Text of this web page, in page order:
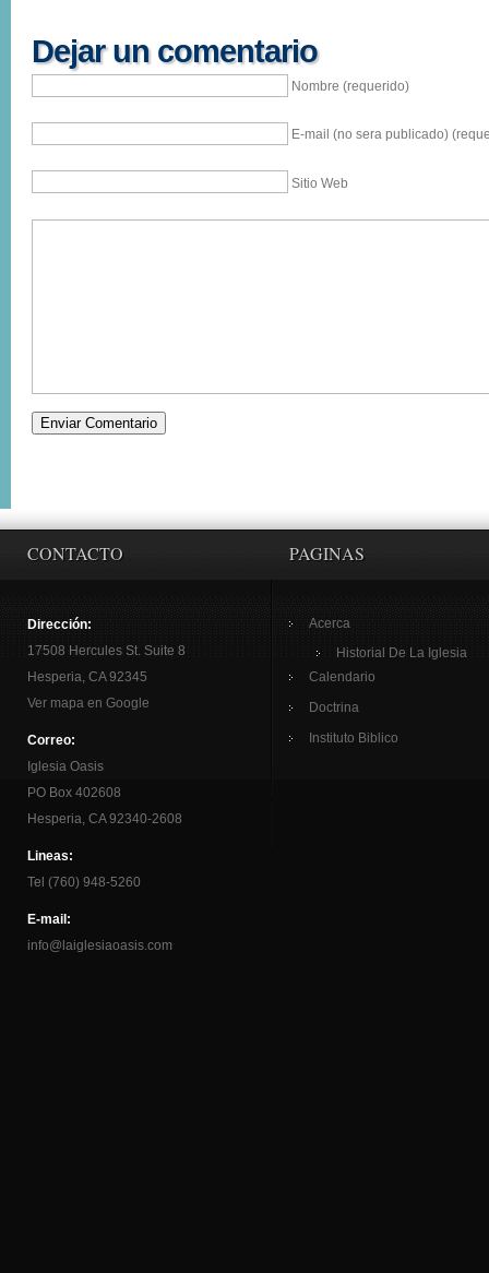
Dejar un comentario
Nombre (requerido)
E-mail (no sera publicado)
Sitio Web
CONTACTO
Dirección:
17508 Hercules St. Suite 8
Hesperia, CA 92345
Ver mapa en Google
Correo:
Iglesia Oasis
PO Box 402608
Hesperia, CA 92340-2608
Lineas:
Tel (760) 948-5260
E-mail:
info@laiglesiaoasis.com
PAGINAS
Acerca
Historial De La Iglesia
Calendario
Doctrina
Instituto Biblico